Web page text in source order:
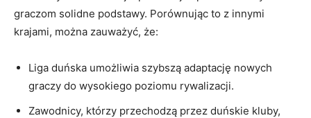
graczom solidne‍ podstawy. Porównując to z⁢ innymi
krajami, można zauważyć, że:
Liga duńska ‍umożliwia szybszą adaptację ‍nowych
graczy do wysokiego poziomu rywalizacji.
Zawodnicy, którzy przechodzą przez duńskie kluby,